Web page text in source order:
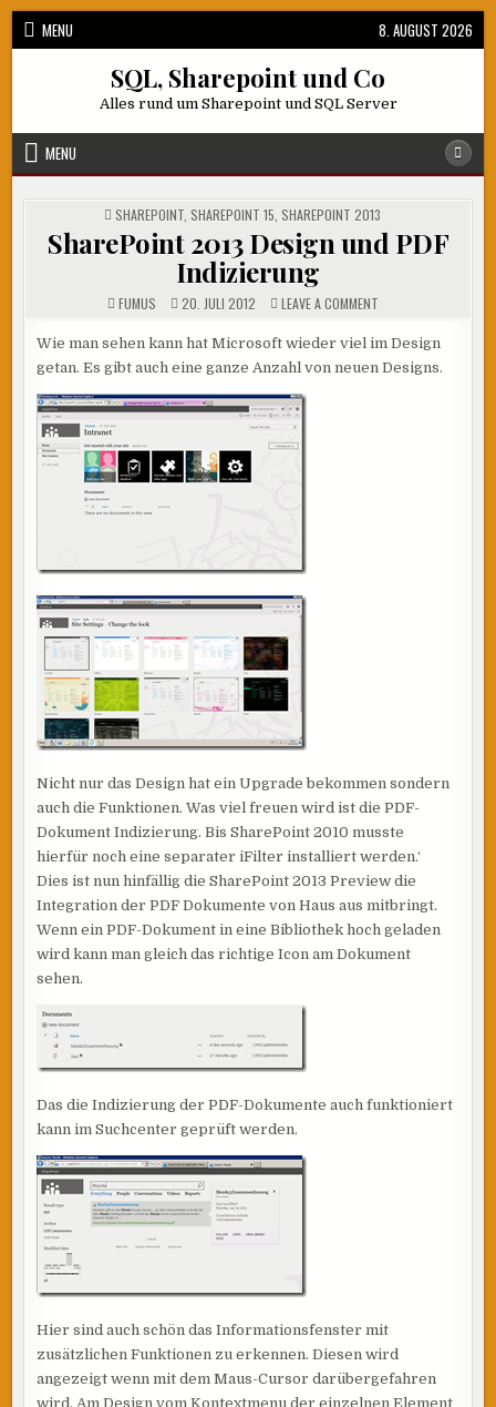
Skip
MENU 8. AUGUST 2026
SQL, Sharepoint und Co
Alles rund um Sharepoint und SQL Server
MENU
POSTED
IN
SHAREPOINT SHAREPOINT 15 SHAREPOINT 2013
SharePoint 2013 Design und PDF
Indizierung
FUMUS 20. JULI 2012 LEAVE A COMMENTON
DESIGN
PDF
Wie man sehen kann hat Microsoft wieder viel im Design
getan. Es gibt auch eine ganze Anzahl von neuen Designs.
Nicht nur das Design hat ein Upgrade bekommen sondern
auch die Funktionen. Was viel freuen wird ist die PDF-
Dokument Indizierung. Bis SharePoint 2010 musste
hierfür noch eine separater iFilter installiert werden.‘
Dies ist nun hinfällig die SharePoint 2013 Preview die
Integration der PDF Dokumente von Haus aus mitbringt.
Wenn ein PDF-Dokument in eine Bibliothek hoch geladen
wird kann man gleich das richtige Icon am Dokument
sehen.
Das die Indizierung der PDF-Dokumente auch funktioniert
kann im Suchcenter geprüft werden.
Hier sind auch schön das Informationsfenster mit
zusätzlichen Funktionen zu erkennen. Diesen wird
angezeigt wenn mit dem Maus-Cursor darübergefahren
wird. Am Design vom Kontextmenu der einzelnen Element